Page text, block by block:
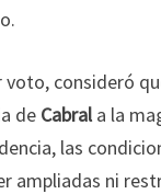
consideró
de Cabrala la
las
ampliadas ni